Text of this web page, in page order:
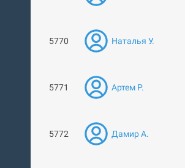
5770 Наталья У.
5771 Артем Р.
5772 Дамир А.